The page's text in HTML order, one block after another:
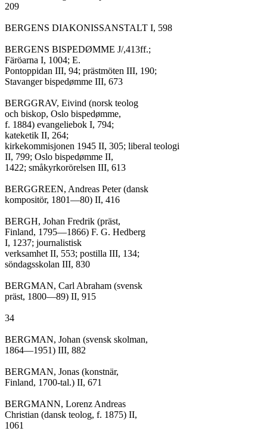
209
BERGENS DIAKONISSANSTALT I, 598
BERGENS BISPEDØMME J/,413ff.;
Färöarna I, 1004; E.
Pontoppidan III, 94; prästmöten III, 190;
Stavanger bispedømme III, 673
BERGGRAV, Eivind (norsk teolog
och biskop, Oslo bispedømme,
f. 1884) evangeliebok I, 794;
kateketik II, 264;
kirkekommisjonen 1945 II, 305; liberal teologi
II, 799; Oslo bispedømme II,
1422; småkyrkorörelsen III, 613
BERGGREEN, Andreas Peter (dansk
kompositör, 1801—80) II, 416
BERGH, Johan Fredrik (präst,
Finland, 1795—1866) F. G. Hedberg
I, 1237; journalistisk
verksamhet II, 553; postilla III, 134;
söndagsskolan III, 830
BERGMAN, Carl Abraham (svensk
präst, 1800—89) II, 915
34
BERGMAN, Johan (svensk skolman,
1864—1951) III, 882
BERGMAN, Jonas (konstnär,
Finland, 1700-tal.) II, 671
BERGMANN, Lorenz Andreas
Christian (dansk teolog, f. 1875) II,
1061